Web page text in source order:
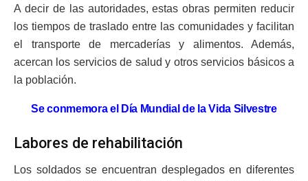
A decir de las autoridades, estas obras permiten reducir
los tiempos de traslado entre las comunidades y facilitan
el transporte de mercaderías y alimentos. Además,
acercan los servicios de salud y otros servicios básicos a
la población.
Se conmemora el Día Mundial de la Vida Silvestre
Labores de rehabilitación
Los soldados se encuentran desplegados en diferentes